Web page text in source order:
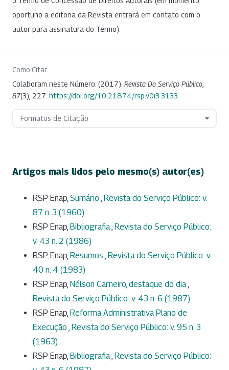
oportuno a editoria da Revista entrará em contato com o
autor para assinatura do Termo).
Como Citar
Colaboram neste Número. (2017). Revista Do Serviço Público
87(3), 227. https://doi.org/10.21874/rsp.v0i3.3133
Formatos de Citação
Artigos mais lidos pelo mesmo(s) autor(es)
RSP Enap, Sumário Revista do Serviço Público: v.
87 n. 3 (1960)
RSP Enap, Bibliografia Revista do Serviço Público:
v. 43 n. 2 (1986)
RSP Enap, Resumos Revista do Serviço Público: v.
40 n. 4 (1983)
RSP Enap, Nélson Carneiro, destaque do dia
Revista do Serviço Público: v. 43 n. 6 (1987)
RSP Enap, Reforma Administrativa Plano de
Execução Revista do Serviço Público: v. 95 n. 3
(1963)
RSP Enap, Bibliografia Revista do Serviço Público: